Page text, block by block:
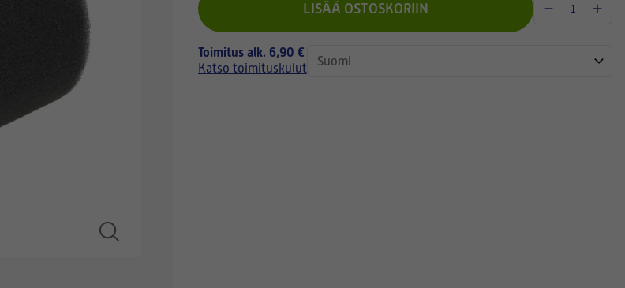
LISÄÄ OSTOSKORIIN
Toimitus alk. 6,90 €
Katso toimituskulut